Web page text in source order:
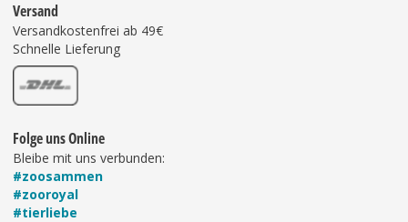
Versand
Versandkostenfrei ab 49€
Schnelle Lieferung
Folge uns Online
Bleibe mit uns verbunden:
#zoosammen
#zooroyal
#tierliebe